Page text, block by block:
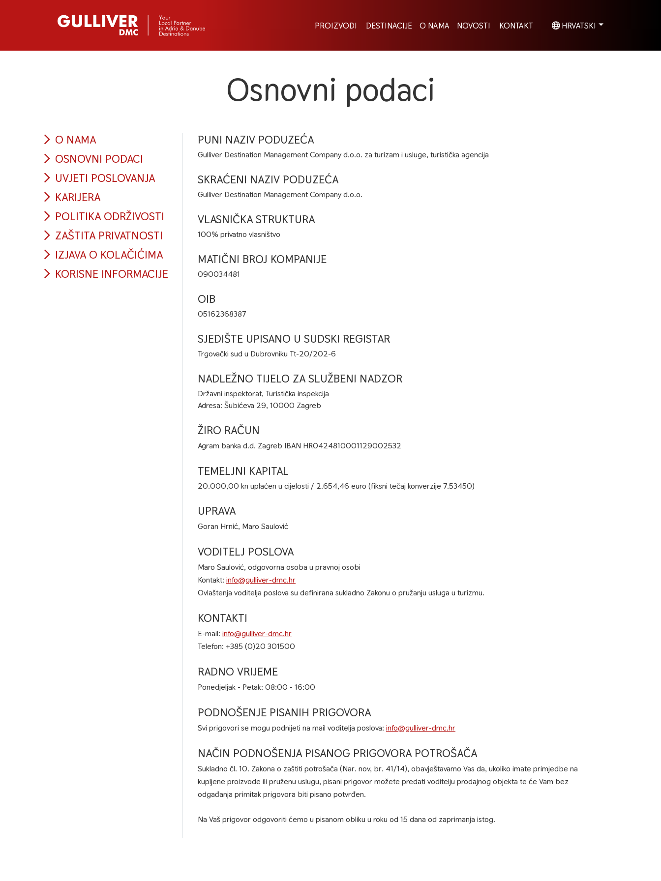
PROIZVODI DESTINACIJE O NAMA NOVOSTI KONTAKT HRVATSKI
Osnovni podaci
O NAMA
OSNOVNI PODACI
UVJETI POSLOVANJA
KARIJERA
POLITIKA ODRŽIVOSTI
ZAŠTITA PRIVATNOSTI
IZJAVA O KOLAČIĆIMA
KORISNE INFORMACIJE
PUNI NAZIV PODUZEĆA
Gulliver Destination Management Company d.o.o. za turizam i usluge, turistička agencija
SKRAĆENI NAZIV PODUZEĆA
Gulliver Destination Management Company d.o.o.
VLASNIČKA STRUKTURA
100% privatno vlasništvo
MATIČNI BROJ KOMPANIJE
090034481
OIB
05162368387
SJEDIŠTE UPISANO U SUDSKI REGISTAR
Trgovački sud u Dubrovniku Tt-20/202-6
NADLEŽNO TIJELO ZA SLUŽBENI NADZOR
Državni inspektorat, Turistička inspekcija
Adresa: Šubićeva 29, 10000 Zagreb
ŽIRO RAČUN
Agram banka d.d. Zagreb IBAN HR0424810001129002532
TEMELJNI KAPITAL
20.000,00 kn uplaćen u cijelosti / 2.654,46 euro (fiksni tečaj konverzije 7.53450)
UPRAVA
Goran Hrnić, Maro Saulović
VODITELJ POSLOVA
Maro Saulović, odgovorna osoba u pravnoj osobi
Kontakt: info@gulliver-dmc.hr
Ovlaštenja voditelja poslova su definirana sukladno Zakonu o pružanju usluga u turizmu.
KONTAKTI
E-mail: info@gulliver-dmc.hr
Telefon: +385 (0)20 301500
RADNO VRIJEME
Ponedjeljak - Petak: 08:00 - 16:00
PODNOŠENJE PISANIH PRIGOVORA
Svi prigovori se mogu podnijeti na mail voditelja poslova: info@gulliver-dmc.hr
NAČIN PODNOŠENJA PISANOG PRIGOVORA POTROŠAČA
Sukladno čl. 10. Zakona o zaštiti potrošača (Nar. nov, br. 41/14), obavještavamo Vas da, ukoliko imate primjedbe na
kupljene proizvode ili pruženu uslugu, pisani prigovor možete predati voditelju prodajnog objekta te će Vam bez
odgađanja primitak prigovora biti pisano potvrđen.
Na Vaš prigovor odgovoriti ćemo u pisanom obliku u roku od 15 dana od zaprimanja istog.